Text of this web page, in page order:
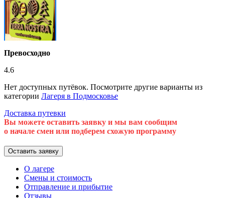
Превосходно
4.6
Нет доступных путёвок. Посмотрите другие варианты из
категории Лагеря в Подмосковье
Доставка путевки
Вы можете оставить заявку и мы вам сообщим
о начале смен или подберем схожую программу
Оставить заявку
О лагере
Смены и стоимость
Отправление и прибытие
Отзывы